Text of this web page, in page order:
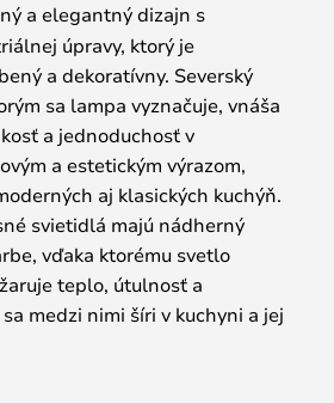
a elegantný dizajn s
úpravy, ktorý je
a dekoratívny. Severský
sa lampa vyznačuje, vnáša
a jednoduchosť v
a estetickým výrazom,
aj klasických kuchýň.
svietidlá majú nádherný
vďaka ktorému svetlo
teplo, útulnosť a
medzi nimi šíri v kuchyni a jej